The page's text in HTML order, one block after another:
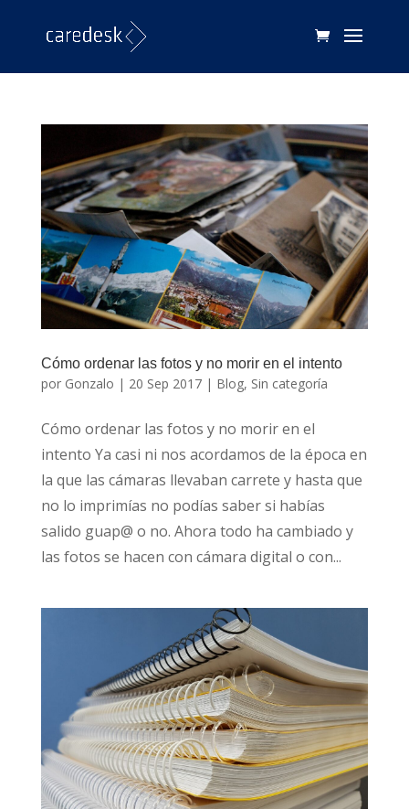
Cómo ordenar las fotos y no morir en el intento
por Gonzalo | 20 Sep 2017| Blog, Sin categoría
Cómo ordenar las fotos y no morir en el
intento Ya casi ni nos acordamos de la época en
la que las cámaras llevaban carrete y hasta que
no lo imprimías no podías saber si habías
salido guap@ o no. Ahora todo ha cambiado y
las fotos se hacen con cámara digital o con...